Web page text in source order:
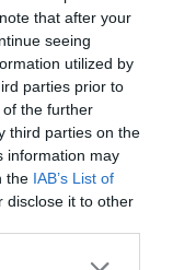
that after your
seeing
utilized by
parties prior to
the further
third parties on the
information may
the IAB’s List of
disclose it to other
sărăcie.